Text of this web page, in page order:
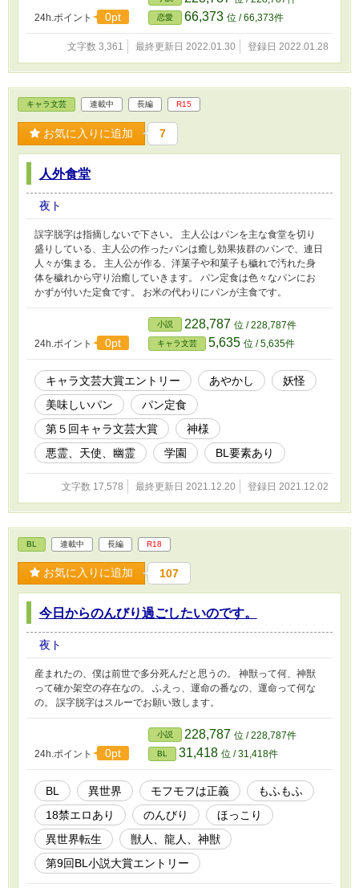
24h.ポイント 0pt 恋愛 66,373 位 / 66,373件
文字数 3,361 最終更新日 2022.01.30 登録日 2022.01.28
キャラ文芸 連載中 長編 R15
お気に入りに追加 7
人外食堂
夜ト
誤字脱字は指摘しないで下さい。 主人公はパンを主な食堂を切り
盛りしている、主人公の作ったパンは癒し効果抜群のパンで、連日
人々が集まる。 主人公が作る、洋菓子や和菓子も穢れで汚れた身
体を穢れから守り治癒していきます。 パン定食は色々なパンにお
かずが付いた定食です。 お米の代わりにパンが主食です。
24h.ポイント 0pt
小説 228,787 位 / 228,787件
キャラ文芸 5,635 位 / 5,635件
キャラ文芸大賞エントリー あやかし
妖怪
美味しいパン
パン定食
第５回キャラ文芸大賞
神様
悪霊、天使、幽霊
学園 BL要素あり
文字数 17,578 最終更新日 2021.12.20 登録日 2021.12.02
BL 連載中 長編 R18
お気に入りに追加 107
今日からのんびり過ごしたいのです。
夜ト
産まれたの、僕は前世で多分死んだと思うの。 神獣って何、神獣
って確か架空の存在なの。 ふえっ、運命の番なの、運命って何な
の。 誤字脱字はスルーでお願い致します。
24h.ポイント 0pt
小説 228,787 位 / 228,787件
BL 31,418 位 / 31,418件
BL 異世界 モフモフは正義
もふもふ
18禁エロあり
のんびり
ほっこり
異世界転生
獣人、龍人、神獣
第9回BL小説大賞エントリー